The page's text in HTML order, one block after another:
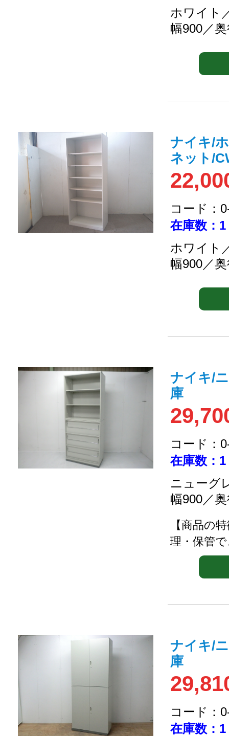
ホワイト
幅900／
ナイキ/
ネット/
コード：
在庫数：1
ホワイト
幅900／
ナイキ/
庫
コード：
在庫数：1
ニューグ
幅900／
【商品の
理・保管
ナイキ/
庫
コード：
在庫数：1